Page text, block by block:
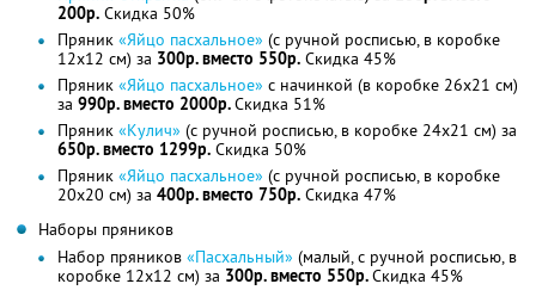
200р. Скидка 50%
Пряник «Яйцо пасхальное» (с ручной росписью, в коробке
12х12 см) за 300р. вместо 550р. Скидка 45%
Пряник «Яйцо пасхальное» с начинкой (в коробке 26х21 см)
за 990р. вместо 2000р.Скидка 51%
Пряник «Кулич» (с ручной росписью, в коробке 24х21 см) за
650р. вместо 1299р. Скидка 50%
Пряник «Яйцо пасхальное» (с ручной росписью, в коробке
20х20 см) за 400р. вместо 750р. Скидка 47%
Наборы пряников
Набор пряников «Пасхальный» (малый, с ручной росписью, в
коробке 12х12 см) за 300р. вместо 550р.Скидка 45%